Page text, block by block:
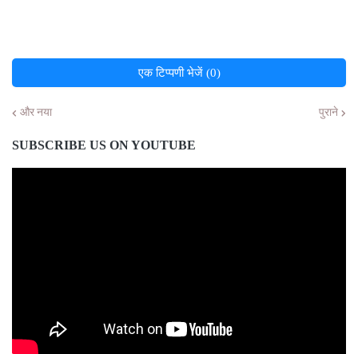
एक टिप्पणी भेजें (0)
और नया पुराने
SUBSCRIBE US ON YOUTUBE